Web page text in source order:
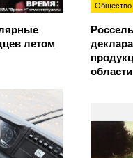
летом
Общество
области